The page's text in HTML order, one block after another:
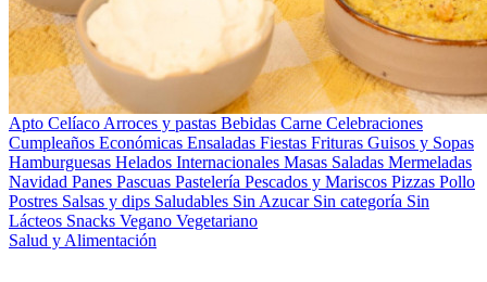
Apto Celíaco Arroces y pastas Bebidas Carne Celebraciones
Cumpleaños Económicas Ensaladas Fiestas Frituras Guisos y Sopas
Hamburguesas Helados Internacionales Masas Saladas Mermeladas
Navidad Panes Pascuas Pastelería Pescados y Mariscos Pizzas Pollo
Postres Salsas y dips Saludables Sin Azucar Sin categoría Sin
Lácteos Snacks Vegano Vegetariano
Salud y Alimentación